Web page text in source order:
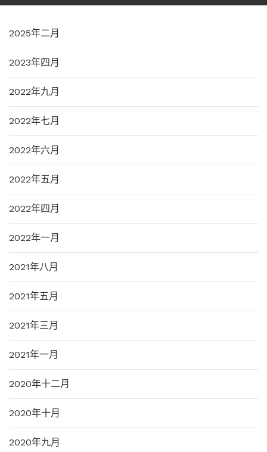
2025年二月
2023年四月
2022年九月
2022年七月
2022年六月
2022年五月
2022年四月
2022年一月
2021年八月
2021年五月
2021年三月
2021年一月
2020年十二月
2020年十月
2020年九月